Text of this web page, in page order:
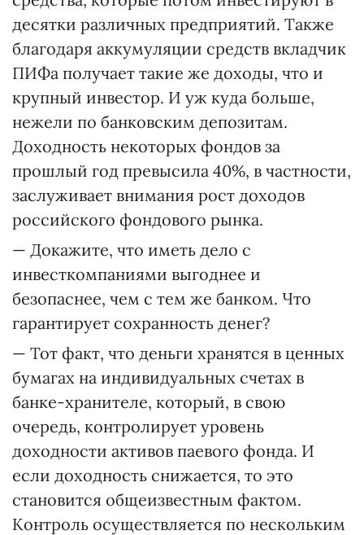
десятки различных предприятий. Также
благодаря аккумуляции средств вкладчик
ПИФа получает такие же доходы, что и
крупный инвестор. И уж куда больше,
нежели по банковским депозитам.
Доходность некоторых фондов за
прошлый год превысила 40%, в частности,
заслуживает внимания рост доходов
российского фондового рынка.
— Докажите, что иметь дело с
инвесткомпаниями выгоднее и
безопаснее, чем с тем же банком. Что
гарантирует сохранность денег?
— Тот факт, что деньги хранятся в ценных
бумагах на индивидуальных счетах в
банке-хранителе, который, в свою
очередь, контролирует уровень
доходности активов паевого фонда. И
если доходность снижается, то это
становится общеизвестным фактом.
Контроль осуществляется по нескольким